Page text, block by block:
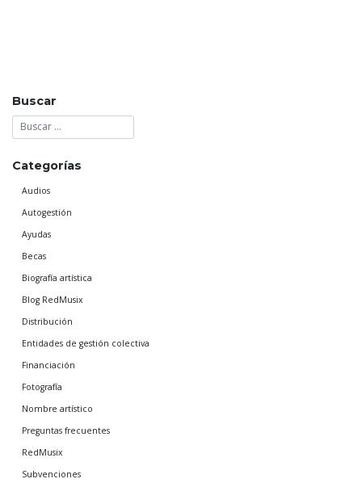
Buscar
Categorías
Audios
Autogestión
Ayudas
Becas
Biografía artística
Blog RedMusix
Distribución
Entidades de gestión colectiva
Financiación
Fotografía
Nombre artístico
Preguntas frecuentes
RedMusix
Subvenciones